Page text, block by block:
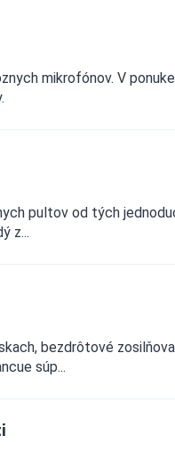
mikrofónov. V
pultov od tých
z...
bezdrôtové
súp...